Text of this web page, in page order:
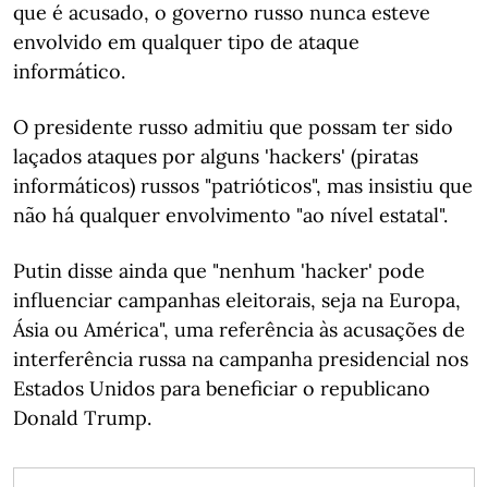
que é acusado, o governo russo nunca esteve
envolvido em qualquer tipo de ataque
informático.
O presidente russo admitiu que possam ter sido
laçados ataques por alguns 'hackers' (piratas
informáticos) russos "patrióticos", mas insistiu que
não há qualquer envolvimento "ao nível estatal".
Putin disse ainda que "nenhum 'hacker' pode
influenciar campanhas eleitorais, seja na Europa,
Ásia ou América", uma referência às acusações de
interferência russa na campanha presidencial nos
Estados Unidos para beneficiar o republicano
Donald Trump.